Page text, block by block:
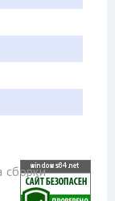
сборки